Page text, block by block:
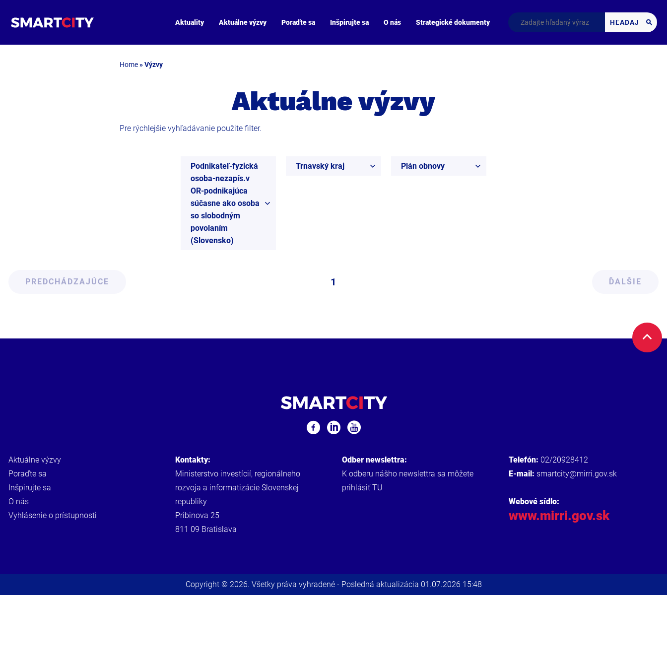
Aktuality Aktuálne výzvy Poraďte sa Inšpirujte sa O nás Strategické dokumenty HĽADAJ
Home»Výzvy
Aktuálne výzvy
Pre rýchlejšie vyhľadávanie použite filter.
Podnikateľ-fyzická
osoba-nezapís.v
OR-podnikajúca
súčasne ako osoba
so slobodným
povolaním
(Slovensko)
Trnavský kraj Plán obnovy
PREDCHÁDZAJÚCE 1 ĎALŠIE
Aktuálne výzvy
Poraďte sa
Inšpirujte sa
O nás
Vyhlásenie o prístupnosti
Kontakty:
Ministerstvo investícií, regionálneho
rozvoja a informatizácie Slovenskej
republiky
Pribinova 25
811 09 Bratislava
Odber newslettra:
K odberu nášho newslettra sa môžete
prihlásiťTU
Telefón: 02/20928412
E-mail: smartcity@mirri.gov.sk
Webové sídlo:
www.mirri.gov.sk
Copyright © 2026. Všetky práva vyhradené - Posledná aktualizácia 01.07.2026 15:48